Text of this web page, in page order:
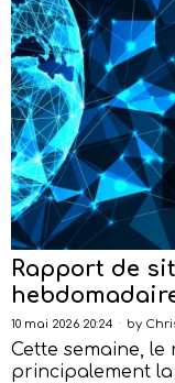
Rapport de
10 mai 2026 20:24 by
Cette semaine,
principalement